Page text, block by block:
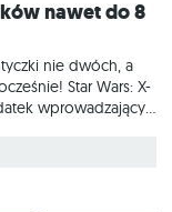
nie dwóch, a
Star Wars: X-
wprowadzający